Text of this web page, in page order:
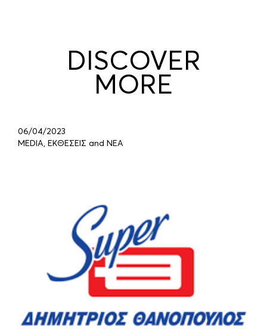
DISCOVER
MORE
06/04/2023
MEDIA, ΕΚΘΕΣΕΙΣ and ΝΕΑ